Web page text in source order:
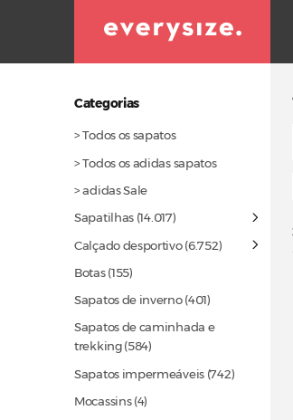
Categorias
> Todos os sapatos
> Todos os adidas sapatos
> adidas Sale
Sapatilhas (14.017)
Calçado desportivo(6.752)
Botas(155)
Sapatos de inverno(401)
Sapatos de caminhada e
trekking(584)
Sapatos impermeáveis (742)
Mocassins (4)